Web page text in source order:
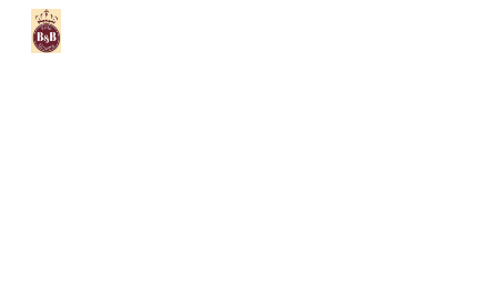
Skip to main content